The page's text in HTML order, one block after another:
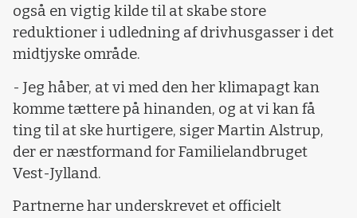
også en vigtig kilde til at skabe store
reduktioner i udledning af drivhusgasser i det
midtjyske område.
- Jeg håber, at vi med den her klimapagt kan
komme tættere på hinanden, og at vi kan få
ting til at ske hurtigere, siger Martin Alstrup,
der er næstformand for Familielandbruget
Vest-Jylland.
Partnerne har underskrevet et officielt